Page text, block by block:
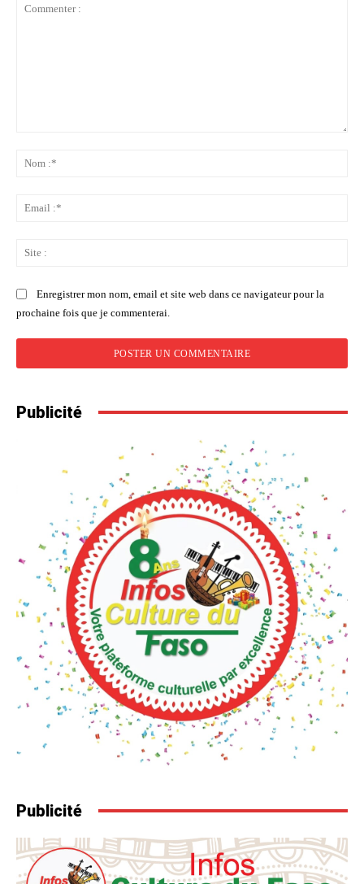
Enregistrer mon nom, email et site web dans ce navigateur pour la
prochaine fois que je commenterai.
Publicité
Publicité